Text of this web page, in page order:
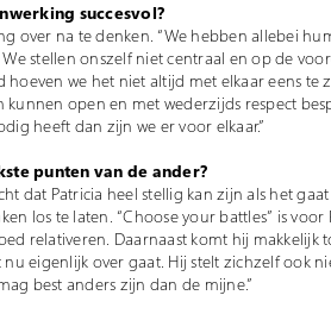
succesvol?
over na te denken. “We hebben allebei
stellen onszelf niet centraal en op de
hoeven we het niet altijd met elkaar eens
open en met wederzijds respect
heeft dan zijn we er voor elkaar.”
punten van de ander?
dat Patricia heel stellig kan zijn als het
los te laten. “Choose your battles” is voor
relativeren. Daarnaast komt hij
eigenlijk over gaat. Hij stelt zichzelf ook
best anders zijn dan de mijne.”